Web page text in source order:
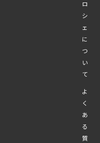
ロ
シ
ェ
に
つ
い
て
よ
く
あ
る
質